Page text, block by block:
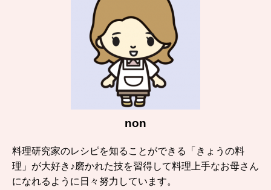
non
料理研究家のレシピを知ることができる「きょうの料
理」が大好き♪磨かれた技を習得して料理上手なお母さん
になれるように日々努力しています。